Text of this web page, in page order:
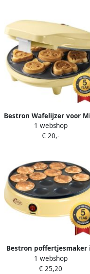
popcornzakken &
geïntegreerde
Sweet Dreams Collectie
Geel
Bestron Wafelijzer voor
Cookies Cakemaker voor
mini cakes met
Geel
1 webshop
€ 20,-
Bestron poffertjesmaker
retro-design electrische
poffertjespan met
1 webshop
€ 25,20